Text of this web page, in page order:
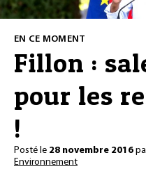
EN CE MOMENT
Fillon :
pour les
!
Posté le 28 novembre 2016
Environnement